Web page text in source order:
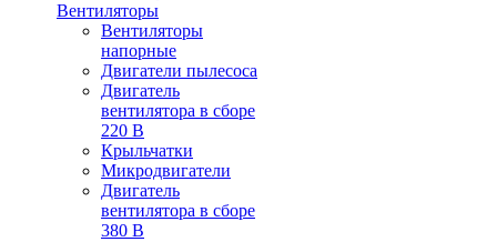
Вентиляторы
Вентиляторы
напорные
Двигатели пылесоса
Двигатель
вентилятора в сборе
220 В
Крыльчатки
Микродвигатели
Двигатель
вентилятора в сборе
380 В